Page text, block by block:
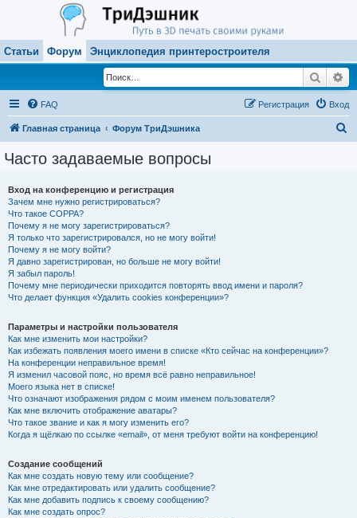
Статьи Форум Энциклопедия принтеростроителя
Поиск
FAQ Вход
Регистрация
Главная страница Форум ТриДэшника
Часто задаваемые вопросы
Вход на конференцию и регистрация
Зачем мне нужно регистрироваться?
Что такое COPPA?
Почему я не могу зарегистрироваться?
Я только что зарегистрировался, но не могу войти!
Почему я не могу войти?
Я давно зарегистрирован, но больше не могу войти!
Я забыл пароль!
Почему мне периодически приходится повторять ввод имени и пароля?
Что делает функция «Удалить cookies конференции»?
Параметры и настройки пользователя
Как мне изменить мои настройки?
Как избежать появления моего имени в списке «Кто сейчас на конференции»?
На конференции неправильное время!
Я изменил часовой пояс, но время всё равно неправильное!
Моего языка нет в списке!
Что означают изображения рядом с моим именем пользователя?
Как мне включить отображение аватары?
Что такое звание и как я могу изменить его?
Когда я щёлкаю по ссылке «email», от меня требуют войти на конференцию!
Создание сообщений
Как мне создать новую тему или сообщение?
Как мне отредактировать или удалить сообщение?
Как мне добавить подпись к своему сообщению?
Как мне создать опрос?